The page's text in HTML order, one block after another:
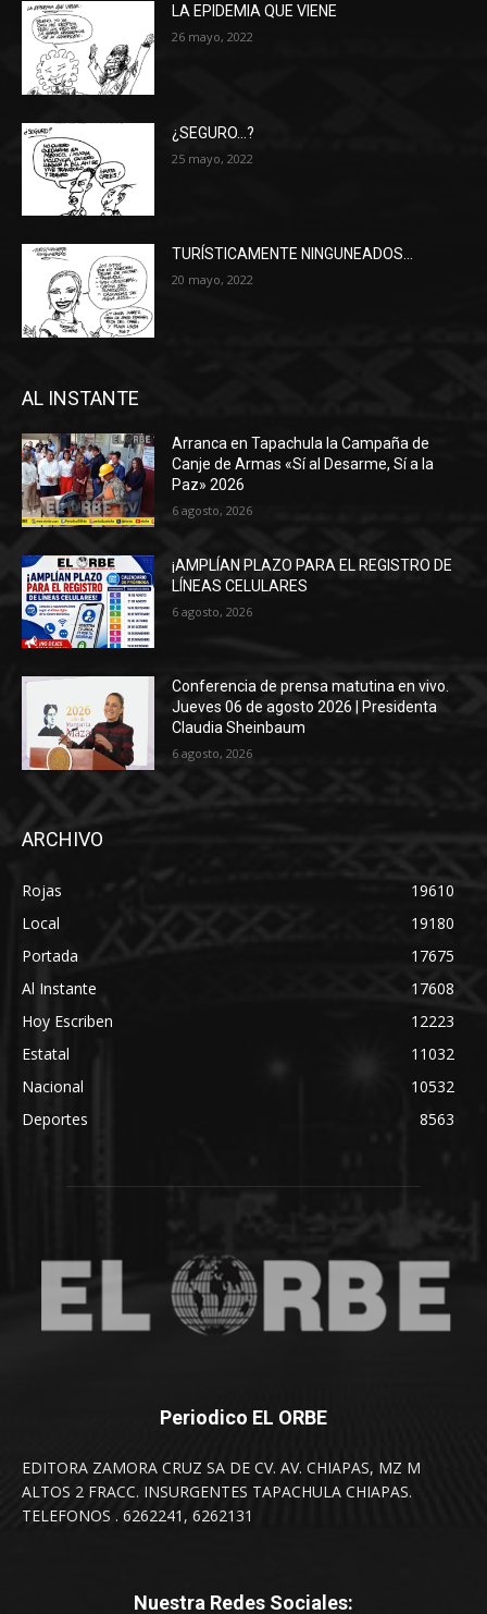
LA EPIDEMIA QUE VIENE
26 mayo, 2022
¿SEGURO…?
25 mayo, 2022
TURÍSTICAMENTE NINGUNEADOS…
20 mayo, 2022
AL INSTANTE
Arranca en Tapachula la Campaña de
Canje de Armas «Sí al Desarme, Sí a la
Paz» 2026
6 agosto, 2026
¡AMPLÍAN PLAZO PARA EL REGISTRO DE
LÍNEAS CELULARES
6 agosto, 2026
Conferencia de prensa matutina en vivo.
Jueves 06 de agosto 2026 | Presidenta
Claudia Sheinbaum
6 agosto, 2026
ARCHIVO
Rojas
19610
Local
19180
Portada
17675
Al Instante
17608
Hoy Escriben
12223
Estatal
11032
Nacional
10532
Deportes
8563
Periodico EL ORBE
EDITORA ZAMORA CRUZ SA DE CV. AV. CHIAPAS, MZ M
ALTOS 2 FRACC. INSURGENTES TAPACHULA CHIAPAS.
TELEFONOS . 6262241, 6262131
Nuestra Redes Sociales: